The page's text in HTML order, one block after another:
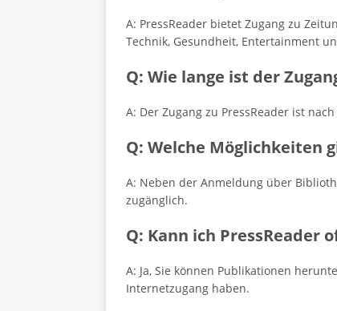
A: PressReader bietet Zugang zu
Technik, Gesundheit, Entertainment
Q: Wie lange ist der
A: Der Zugang zu PressReader ist
Q: Welche Möglichkeiten
A: Neben der Anmeldung über
zugänglich.
Q: Kann ich PressReader
A: Ja, Sie können Publikationen
Internetzugang haben.